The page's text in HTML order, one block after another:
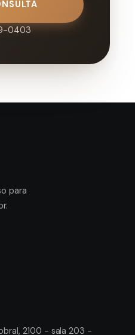
0403
para
2100 - sala 203 -